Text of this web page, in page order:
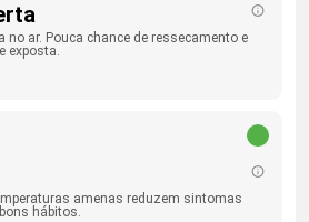
no ar. Pouca chance de ressecamento e
exposta.
amenas reduzem sintomas
hábitos.